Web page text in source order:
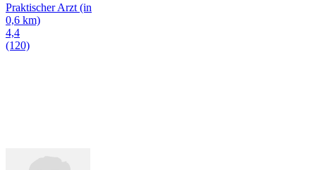
Praktischer Arzt (in
0,6 km)
4,4
(120)